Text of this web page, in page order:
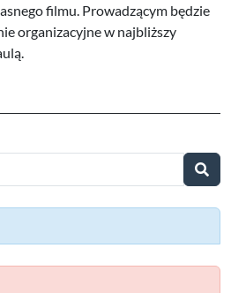
filmu. Prowadzącym będzie
organizacyjne w najbliższy